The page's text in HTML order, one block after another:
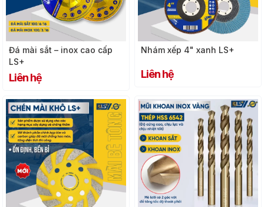
Đá mài sắt – inox cao cấp
LS+
Liên hệ
Nhám xếp 4" xanh LS+
Liên hệ